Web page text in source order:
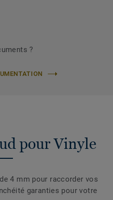
?
pour Vinyle
4 mm pour raccorder vos
garanties pour votre